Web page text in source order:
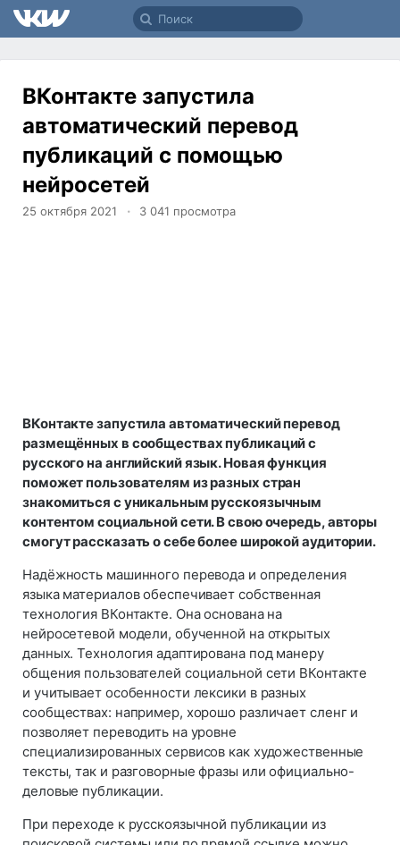
ВКонтакте запустила
автоматический перевод
публикаций с помощью
нейросетей
25 октября 2021 3 041 просмотра
ВКонтакте запустила автоматический перевод
размещённых в сообществах публикаций с
русского на английский язык. Новая функция
поможет пользователям из разных стран
знакомиться с уникальным русскоязычным
контентом социальной сети. В свою очередь, авторы
смогут рассказать о себе более широкой аудитории.
Надёжность машинного перевода и определения
языка материалов обеспечивает собственная
технология ВКонтакте. Она основана на
нейросетевой модели, обученной на открытых
данных. Технология адаптирована под манеру
общения пользователей социальной сети ВКонтакте
и учитывает особенности лексики в разных
сообществах: например, хорошо различает сленг и
позволяет переводить на уровне
специализированных сервисов как художественные
тексты, так и разговорные фразы или официально-
деловые публикации.
При переходе к русскоязычной публикации из